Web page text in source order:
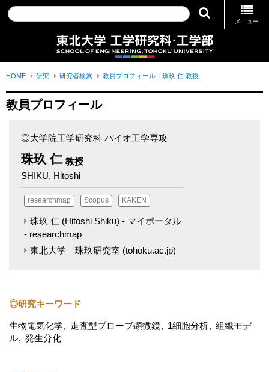
メニュー
HOME 研究 研究者検索 教員プロフィール：珠玖 仁 教授
教員プロフィール
◎大学院工学研究科 バイオ工学専攻
珠玖 仁 教授
SHIKU, Hitoshi
researchmap Scopus KAKEN
珠玖 仁 (Hitoshi Shiku) - マイポータル
- researchmap
東北大学 珠玖研究室 (tohoku.ac.jp)
◎研究キーワード
生物電気化学 走査型プローブ顕微鏡 1細胞分析
組織モデ
ル
発生分化